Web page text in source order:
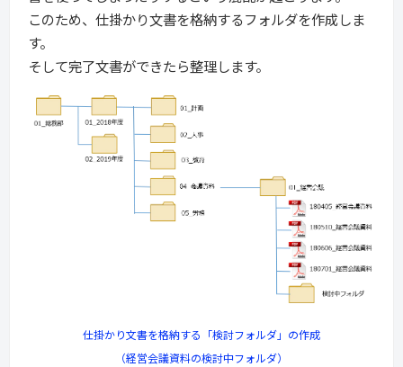
このため、仕掛かり文書を格納するフォルダを作成しま
す。
そして完了文書ができたら整理します。
仕掛かり文書を格納する「検討フォルダ」の作成
（経営会議資料の検討中フォルダ）